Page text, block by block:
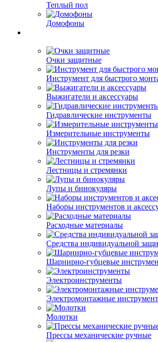
Теплый пол
Домофоны
Очки защитные
Инструмент для быстрого
Выжигатели и аксессуары
Гидравлические инструменты
Измерительные инструменты
Инструменты для резки
Лестницы и стремянки
Лупы и бинокуляры
Наборы инструментов и
Расходные материалы
Средства индивидуальной
Шарнирно-губцевые
Электроинструменты
Электромонтажные
Молотки
Прессы механические ручные